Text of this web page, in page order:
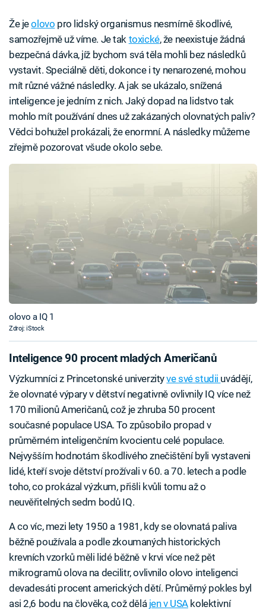
Že jeolovo pro lidský organismus nesmírně škodlivé,
samozřejmě už víme. Je tak toxické, že neexistuje žádná
bezpečná dávka, jíž bychom svá těla mohli bez následků
vystavit. Speciálně děti, dokonce i ty nenarozené, mohou
mít různé vážné následky. A jak se ukázalo, snížená
inteligence je jedním z nich. Jaký dopad na lidstvo tak
mohlo mít používání dnes už zakázaných olovnatých paliv?
Vědci bohužel prokázali, že enormní. A následky můžeme
zřejmě pozorovat všude okolo sebe.
olovo a IQ 1
Zdroj: iStock
Inteligence 90 procent mladých Američanů
Výzkumníci z Princetonské univerzityve své studii uvádějí,
že olovnaté výpary v dětství negativně ovlivnily IQ více než
170 milionů Američanů, což je zhruba 50 procent
současné populace USA. To způsobilo propad v
průměrném inteligenčním kvocientu celé populace.
Nejvyšším hodnotám škodlivého znečištění byli vystaveni
lidé, kteří svoje dětství prožívali v 60. a 70. letech a podle
toho, co prokázal výzkum, přišli kvůli tomu až o
neuvěřitelných sedm bodů IQ.
A co víc, mezi lety 1950 a 1981, kdy se olovnatá paliva
běžně používala a podle zkoumaných historických
krevních vzorků měli lidé běžně v krvi více než pět
mikrogramů olova na decilitr, ovlivnilo olovo inteligenci
devadesáti procent amerických dětí. Průměrný pokles byl
asi 2,6 bodu na člověka, což dělá jen v USAkolektivní